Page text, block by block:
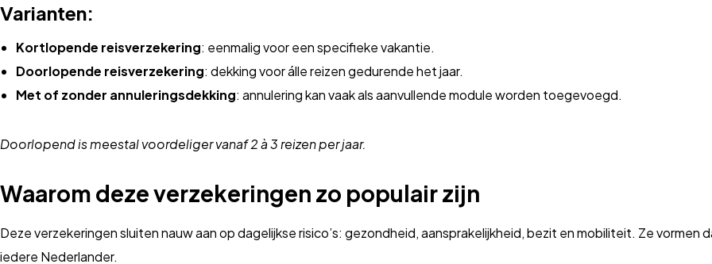
Varianten:
Kortlopende reisverzekering: eenmalig voor een specifieke vakantie.
Doorlopende reisverzekering: dekking voor álle reizen gedurende het jaar.
Met of zonder annuleringsdekking: annulering kan vaak als aanvullende module worden toegevoegd.
Doorlopend is meestal voordeliger vanaf 2 à 3 reizen per jaar.
Waarom deze verzekeringen zo populair zijn
Deze verzekeringen sluiten nauw aan op dagelijkse risico’s: gezondheid, aansprakelijkheid, bezit en mobiliteit. Ze vormen
iedere Nederlander.